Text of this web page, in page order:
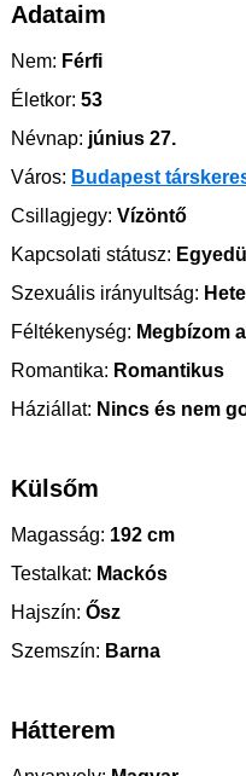
Adataim
Nem: Férfi
Életkor: 53
Névnap: június 27.
Város: Budapest
Csillagjegy: Vízöntő
Kapcsolati státusz:
Szexuális irányultság:
Féltékenység: Megbízom
Romantika: Romantikus
Háziállat: Nincs és nem
Külsőm
Magasság: 192 cm
Testalkat: Mackós
Hajszín: Ősz
Szemszín: Barna
Hátterem